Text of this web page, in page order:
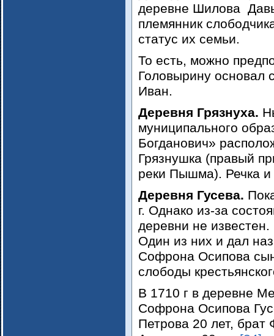
деревне Шилова
племянник
статус их семьи.
То есть, можно
Головырину основал
Иван.
Деревня Грязнуха.
муниципального
Богданович»
Грязнушка (правый
реки Пышма). Речка
Деревня Гусева.
г. Однако из-за
деревни не
Один из них и дал
Софрона Осипова
слободы
В 1710 г в деревне
Софрона Осипова
Петрова 20 лет, брат